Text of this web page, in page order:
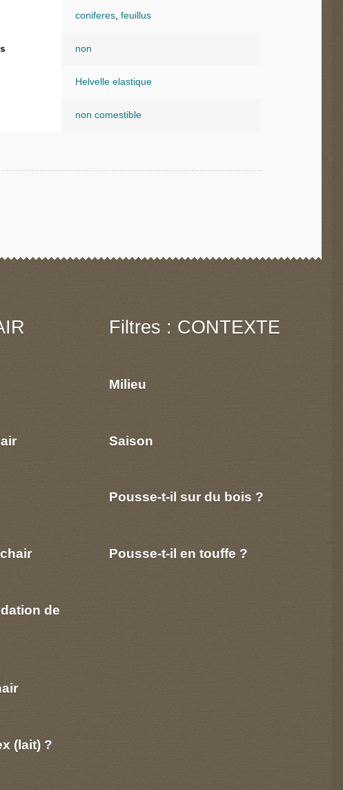
coniferes, feuillus
non
Helvelle elastique
non comestible
de
(lait) ?
Filtres : CONTEXTE
Milieu
Saison
Pousse-t-il sur du bois ?
Pousse-t-il en touffe ?